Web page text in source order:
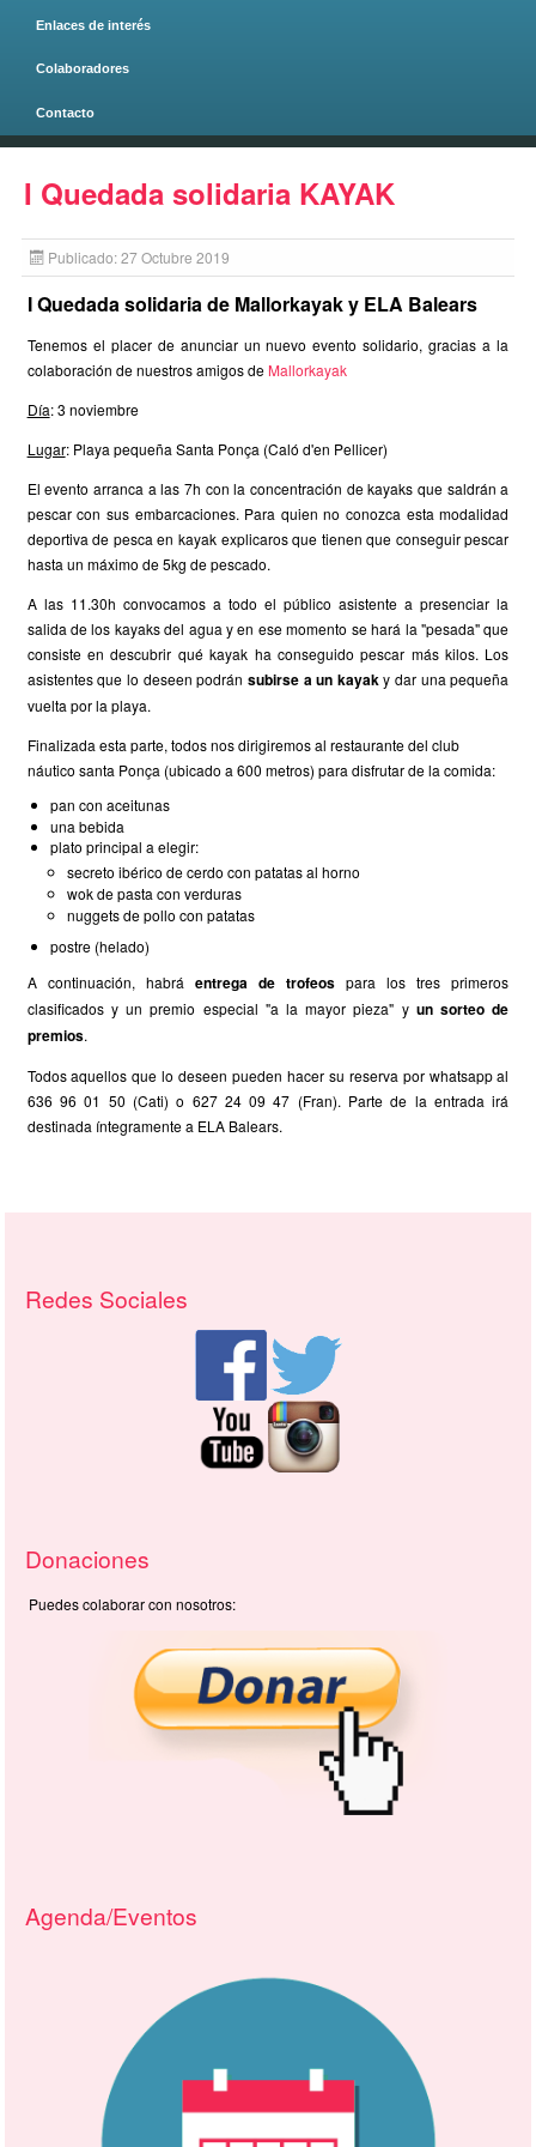
Enlaces de interés
Colaboradores
Contacto
Página principal
I Quedada solidaria KAYAK
Publicado: 27 Octubre 2019
I Quedada solidaria de Mallorkayak y ELA Balears
Tenemos el placer de anunciar un nuevo evento solidario, gracias a la
colaboración de nuestros amigos de Mallorkayak
Día: 3 noviembre
Lugar: Playa pequeña Santa Ponça (Caló d'en Pellicer)
El evento arranca a las 7h con la concentración de kayaks que saldrán a
pescar con sus embarcaciones. Para quien no conozca esta modalidad
deportiva de pesca en kayak explicaros que tienen que conseguir pescar
hasta un máximo de 5kg de pescado.
A las 11.30h convocamos a todo el público asistente a presenciar la
salida de los kayaks del agua y en ese momento se hará la "pesada" que
consiste en descubrir qué kayak ha conseguido pescar más kilos. Los
asistentes que lo deseen podrán subirse a un kayaky dar una pequeña
vuelta por la playa.
Finalizada esta parte, todos nos dirigiremos al restaurante del club
náutico santa Ponça (ubicado a 600 metros) para disfrutar de la comida:
pan con aceitunas
una bebida
plato principal a elegir:
secreto ibérico de cerdo con patatas al horno
wok de pasta con verduras
nuggets de pollo con patatas
postre (helado)
A continuación, habrá entrega de trofeos para los tres primeros
clasificados y un premio especial "a la mayor pieza" yun sorteo de
premios.
Todos aquellos que lo deseen pueden hacer su reserva por whatsapp al
636 96 01 50 (Cati) o 627 24 09 47 (Fran). Parte de la entrada irá
destinada íntegramente a ELA Balears.
Redes Sociales
Donaciones
Puedes colaborar con nosotros:
Agenda/Eventos